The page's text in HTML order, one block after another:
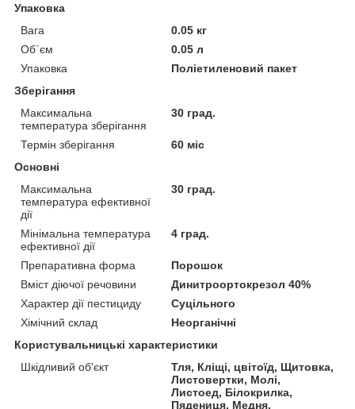
Упаковка
Вага
0.05 кг
Об`єм
0.05 л
Упаковка
Поліетиленовий пакет
Зберігання
Максимальна
температура зберігання
30 град.
Термін зберігання
60 міс
Основні
Максимальна
температура ефективної
дії
30 град.
Мінімальна температура
ефективної дії
4 град.
Препаративна форма
Порошок
Вміст діючої речовини
Динитроортокрезол 40%
Характер дії пестициду
Суцільного
Хімічний склад
Неорганічні
Користувальницькі характеристики
Шкідливий об'єкт
Тля, Кліщі, цвітоїд, Щитовка,
Листовертки, Молі,
Листоед, Білокрилка,
Пядениця, Медня,